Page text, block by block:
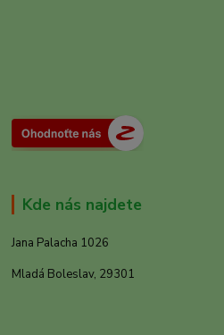
Kde nás najdete
Jana Palacha 1026
Mladá Boleslav, 29301